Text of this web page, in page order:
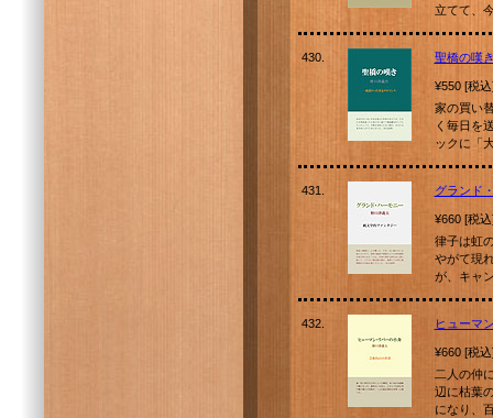
立てて、
430. 聖橋の嘆
¥550 [税
家の買い
く毎日を
ックに「
431. グランド
¥660 [税
律子は虹
やがて現
が、キャ
432. ヒューマ
¥660 [税
二人の仲
辺に枯葉
になり、